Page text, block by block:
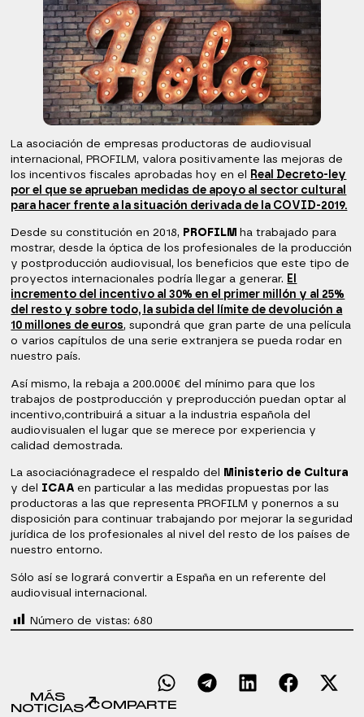
La asociación de empresas productoras de audiovisual
internacional, PROFILM, valora positivamente las mejoras de
los incentivos fiscales aprobadas hoy en el
Real Decreto-ley
por el que se aprueban medidas de apoyo al sector cultural
para hacer frente a la situación derivada de la COVID-2019.
Desde su constitución en 2018, PROFILM ha trabajado para
mostrar, desde la óptica de los profesionales de la producción
y postproducción audiovisual, los beneficios que este tipo de
proyectos internacionales podría llegar a generar. El
incremento del incentivo al 30% en el primer millón y al 25%
del resto y sobre todo, la subida del límite de devolución a
10 millones de euros, supondrá que gran parte de una película
o varios capítulos de una serie extranjera se pueda rodar en
nuestro país.
Así mismo, la rebaja a 200.000€ del mínimo para que los
trabajos de postproducción y preproducción puedan optar al
incentivo,contribuirá a situar a la industria española del
audiovisualen el lugar que se merece por experiencia y
calidad demostrada.
La asociaciónagradece el respaldo del
Ministerio de Cultura
y del ICAAen particular a las medidas propuestas por las
productoras a las que representa PROFILM y ponernos a su
disposición para continuar trabajando por mejorar la seguridad
jurídica de los profesionales al nivel del resto de los países de
nuestro entorno.
Sólo así se logrará convertir a España en un referente del
audiovisual internacional.
Número de vistas: 680
MÁS
NOTICIAS COMPARTE